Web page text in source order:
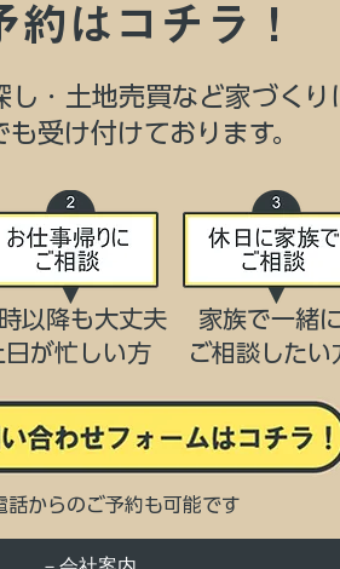
約はコチラ！
し・土地売買など家づくり
受け付けております。
以降も大丈夫
日が忙しい方
家族で一緒
ご相談したい
話からのご予約も可能です